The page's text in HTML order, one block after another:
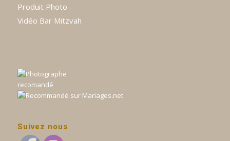
Produit Photo
Vidéo Bar Mitzvah
Suivez nous